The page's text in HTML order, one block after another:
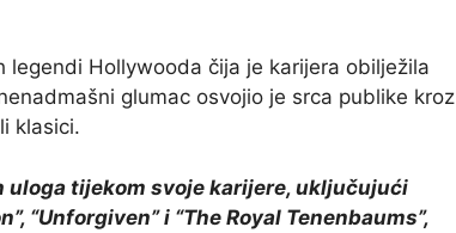
Hollywooda čija je karijera obilježila
glumac osvojio je srca publike kroz
klasici.
uloga tijekom svoje karijere, uključujući
“Unforgiven” i “The Royal Tenenbaums”,